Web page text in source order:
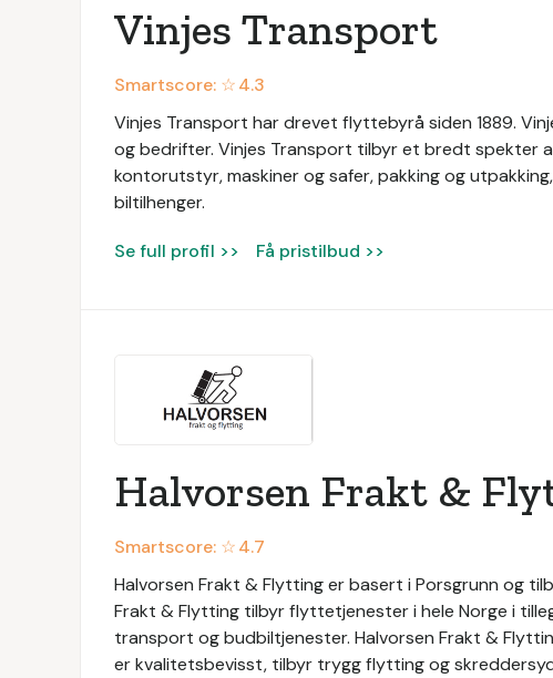
Vinjes Transport
Smartscore: ☆4.3
Vinjes Transport har drevet flyttebyrå siden 1889.
og bedrifter. Vinjes Transport tilbyr et bredt spekter
kontorutstyr, maskiner og safer, pakking og
biltilhenger.
Se full profil >> Få pristilbud >>
Halvorsen Frakt &
Smartscore: ☆4.7
Halvorsen Frakt & Flytting er basert i Porsgrunn og
Frakt & Flytting tilbyr flyttetjenester i hele Norge i
transport og budbiltjenester. Halvorsen Frakt &
er kvalitetsbevisst, tilbyr trygg flytting og